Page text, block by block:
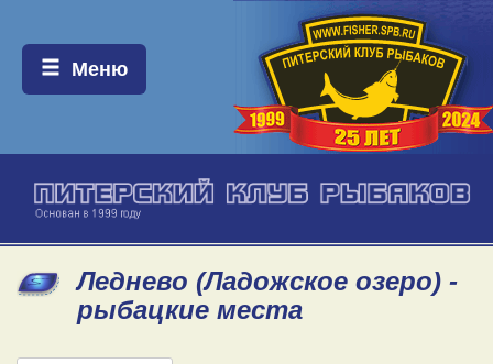
Меню:
Меню
Леднево (Ладожское озеро) -
рыбацкие места